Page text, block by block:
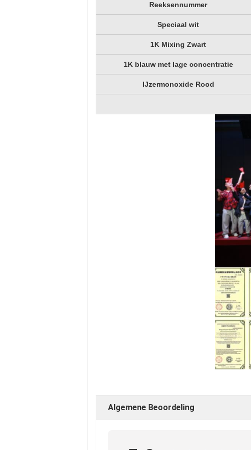
Reeksennummer
Speciaal wit
1K Mixing Zwart
1K blauw met lage concentratie
IJzermonoxide Rood
Algemene Beoordeling